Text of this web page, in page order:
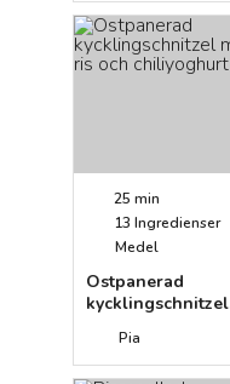
25 min
13 Ingredienser
Medel
Ostpanerad
kycklingschnitzel
chiliyoghurt
Pia